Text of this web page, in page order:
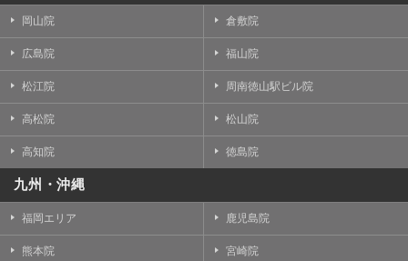
岡山院 倉敷院
広島院 福山院
松江院 周南徳山駅ビル院
高松院 松山院
高知院 徳島院
九州・沖縄
福岡エリア 鹿児島院
熊本院 宮崎院